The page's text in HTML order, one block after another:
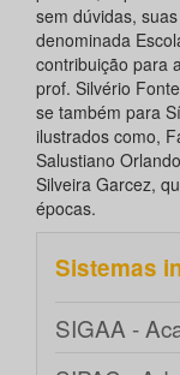
sem dúvidas,
denominada
contribuição para
prof. Silvério
se também para
ilustrados como,
Salustiano
Silveira Garcez,
épocas.
Sistemas
SIGAA -